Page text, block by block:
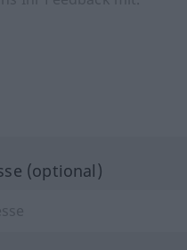
(optional)